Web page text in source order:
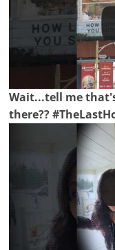
Wait...tell me
there??